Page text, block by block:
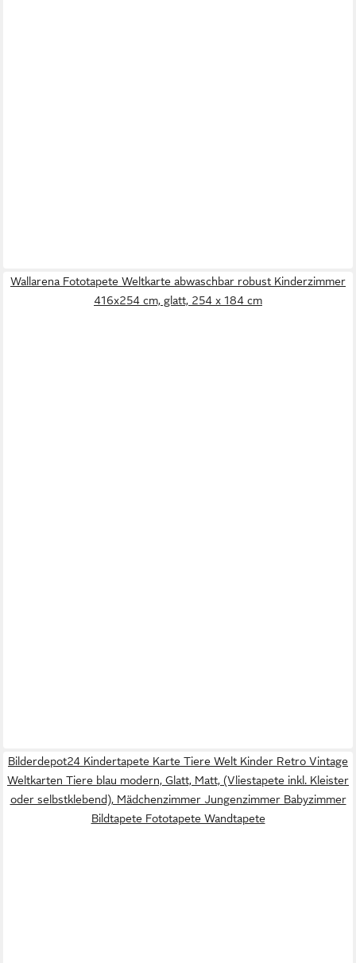
Wallarena Fototapete Weltkarte abwaschbar robust Kinderzimmer
416x254 cm, glatt, 254 x 184 cm
Bilderdepot24 Kindertapete Karte Tiere Welt Kinder Retro Vintage
Weltkarten Tiere blau modern, Glatt, Matt, (Vliestapete inkl. Kleister
oder selbstklebend), Mädchenzimmer Jungenzimmer Babyzimmer
Bildtapete Fototapete Wandtapete